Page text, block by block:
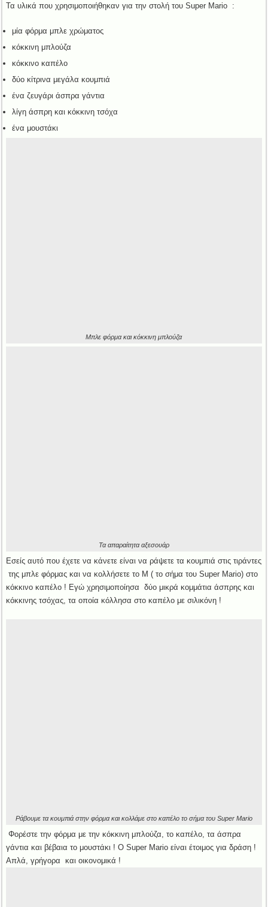
Τα υλικά που χρησιμοποιήθηκαν για την στολή του Super Mario :
μία φόρμα μπλε χρώματος
κόκκινη μπλούζα
κόκκινο καπέλο
δύο κίτρινα μεγάλα κουμπιά
ένα ζευγάρι άσπρα γάντια
λίγη άσπρη και κόκκινη τσόχα
ένα μουστάκι
Μπλε φόρμα και κόκκινη μπλούζα
Τα απαραίτητα αξεσουάρ
Εσείς αυτό που έχετε να κάνετε είναι να ράψετε τα κουμπιά στις τιράντες
της μπλε φόρμας και να κολλήσετε το M ( το σήμα του Super Mario) στο
κόκκινο καπέλο ! Εγώ χρησιμοποίησα δύο μικρά κομμάτια άσπρης και
κόκκινης τσόχας, τα οποία κόλλησα στο καπέλο με σιλικόνη !
Ράβουμε τα κουμπιά στην φόρμα και κολλάμε στο καπέλο το σήμα του Super Mario
Φορέστε την φόρμα με την κόκκινη μπλούζα, το καπέλο, τα άσπρα
γάντια και βέβαια το μουστάκι ! Ο Super Mario είναι έτοιμος για δράση !
Απλά, γρήγορα και οικονομικά !